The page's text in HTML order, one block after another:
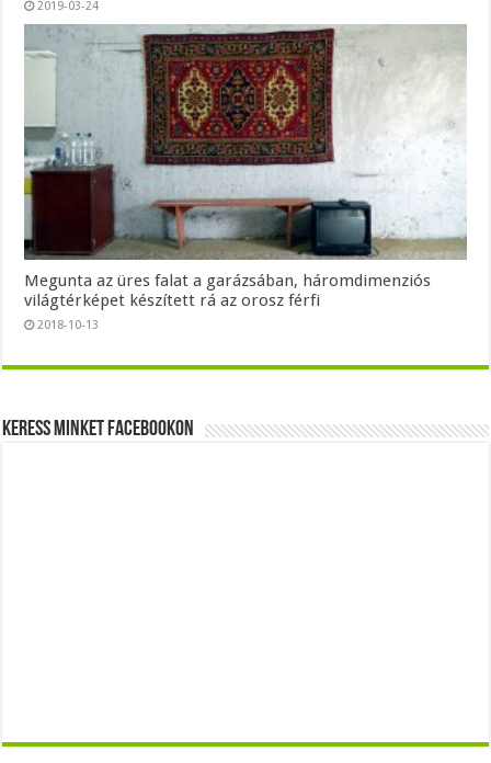
2019-03-24
Megunta az üres falat a garázsában, háromdimenziós
világtérképet készített rá az orosz férfi
2018-10-13
Keress minket Facebookon